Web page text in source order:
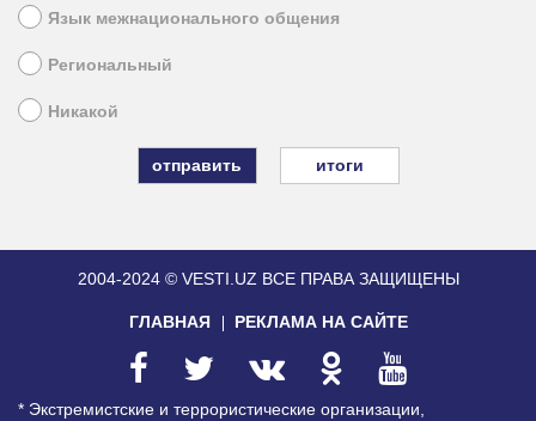
Язык межнационального общения
Региональный
Никакой
итоги
2004-2024 © VESTI.UZ ВСЕ ПРАВА ЗАЩИЩЕНЫ
ГЛАВНАЯ РЕКЛАМА НА САЙТЕ
* Экстремистские и террористические организации,